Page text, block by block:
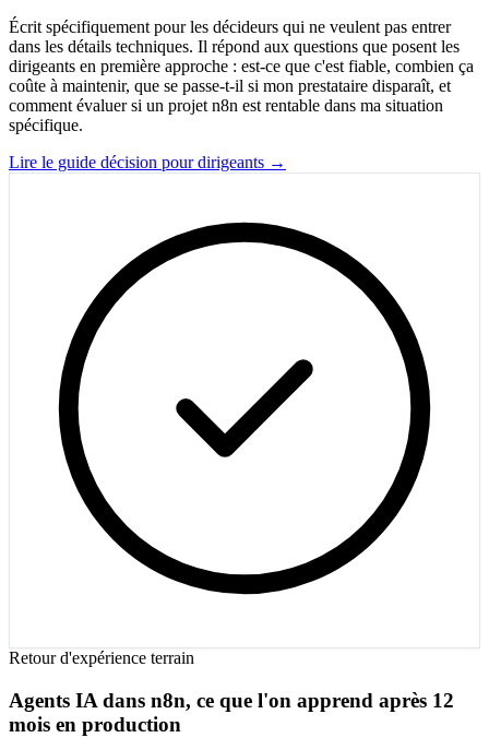
Écrit spécifiquement pour les décideurs qui ne veulent pas entrer
dans les détails techniques. Il répond aux questions que posent les
dirigeants en première approche : est-ce que c'est fiable, combien ça
coûte à maintenir, que se passe-t-il si mon prestataire disparaît, et
comment évaluer si un projet n8n est rentable dans ma situation
spécifique.
Lire le guide décision pour dirigeants →
Retour d'expérience terrain
Agents IA dans n8n, ce que l'on apprend après 12
mois en production